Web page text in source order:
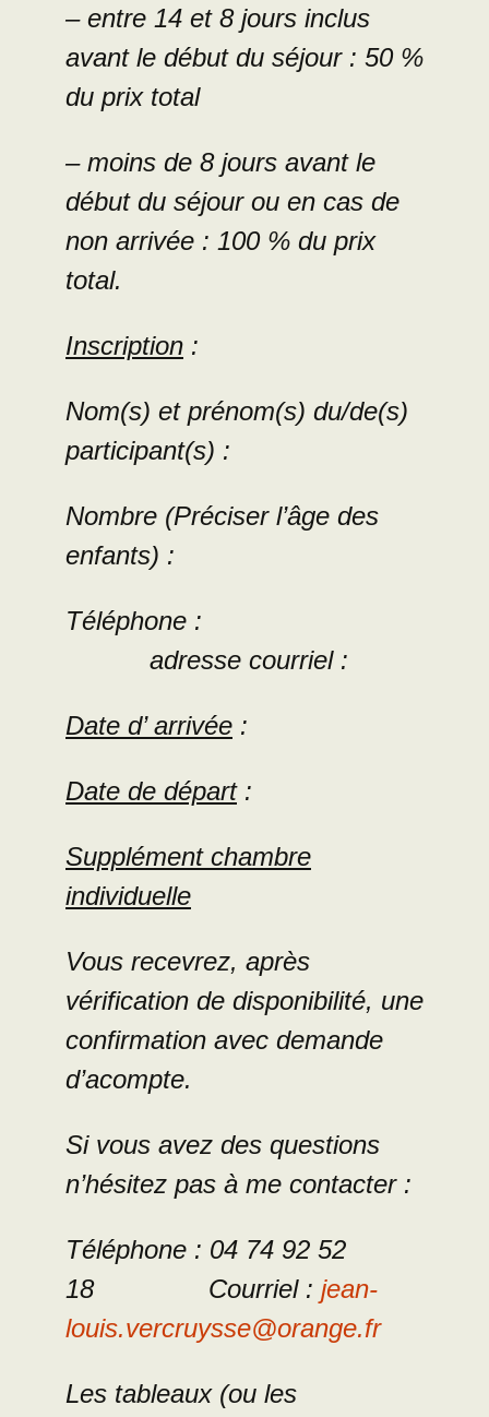
– entre 14 et 8 jours inclus
avant le début du séjour : 50 %
du prix total
– moins de 8 jours avant le
début du séjour ou en cas de
non arrivée : 100 % du prix
total.
Inscription :
Nom(s) et prénom(s) du/de(s)
participant(s) :
Nombre (Préciser l’âge des
enfants) :
Téléphone :
adresse courriel :
Date d’ arrivée :
Date de départ:
Supplément chambre
individuelle
Vous recevrez, après
vérification de disponibilité, une
confirmation avec demande
d’acompte.
Si vous avez des questions
n’hésitez pas à me contacter :
Téléphone : 04 74 92 52
18 Courriel : jean-
louis.vercruysse@orange.fr
Les tableaux (ou les